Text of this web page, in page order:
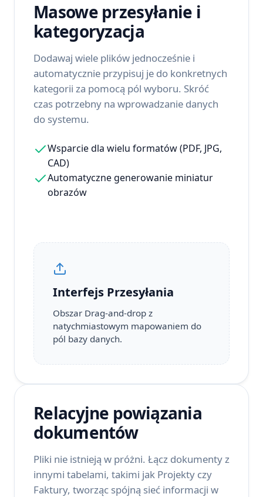
Masowe przesyłanie i
kategoryzacja
Dodawaj wiele plików jednocześnie i
automatycznie przypisuj je do konkretnych
kategorii za pomocą pól wyboru. Skróć
czas potrzebny na wprowadzanie danych
do systemu.
Wsparcie dla wielu formatów (PDF, JPG,
CAD)
Automatyczne generowanie miniatur
obrazów
Interfejs Przesyłania
Obszar Drag-and-drop z
natychmiastowym mapowaniem do
pól bazy danych.
Relacyjne powiązania
dokumentów
Pliki nie istnieją w próżni. Łącz dokumenty z
innymi tabelami, takimi jak Projekty czy
Faktury, tworząc spójną sieć informacji w